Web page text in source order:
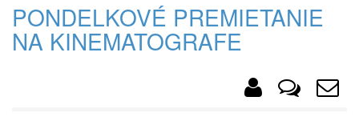
PONDELKOVÉ PREMIETANIE
NA KINEMATOGRAFE